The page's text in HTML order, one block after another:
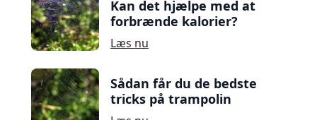
Kan det hjælpe med at
forbrænde kalorier?
Læs nu
Sådan får du de bedste
tricks på trampolin